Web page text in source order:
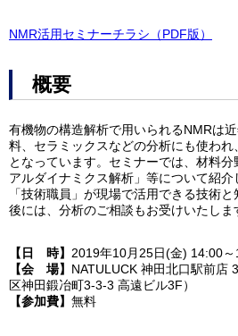
NMR活用セミナーチラシ（PDF版）
概要
有機物の構造解析で用いられるNMRは
料、セラミックスなどの分析にも使わ
となっています。セミナーでは、材料
アルダイナミクス解析」等について紹
「技術職員」が現場で活用できる技術
後には、分析のご相談もお受けいたしま
【日 時】 2019年10月25日(金) 14:00
【会 場】 NATULUCK 神田北口駅前店
区神田鍛冶町3-3-3 高遠ビル3F）
【参加費】 無料